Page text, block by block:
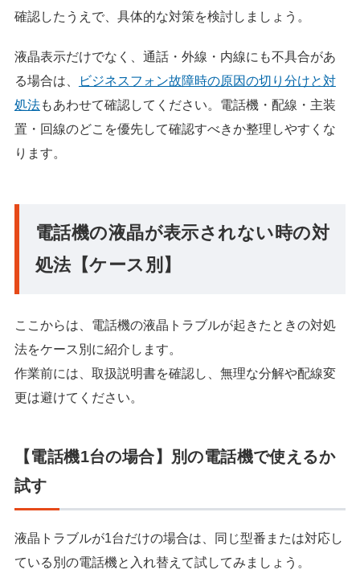
確認したうえで、具体的な対策を検討しましょう。
液晶表示だけでなく、通話・外線・内線にも不具合があ
る場合は、
ビジネスフォン故障時の原因の切り分けと対
処法もあわせて確認してください。電話機・配線・主装
置・回線のどこを優先して確認すべきか整理しやすくな
ります。
電話機の液晶が表示されない時の対
処法【ケース別】
ここからは、電話機の液晶トラブルが起きたときの対処
法をケース別に紹介します。
作業前には、取扱説明書を確認し、無理な分解や配線変
更は避けてください。
【電話機1台の場合】別の電話機で使えるか
試す
液晶トラブルが1台だけの場合は、同じ型番または対応し
ている別の電話機と入れ替えて試してみましょう。